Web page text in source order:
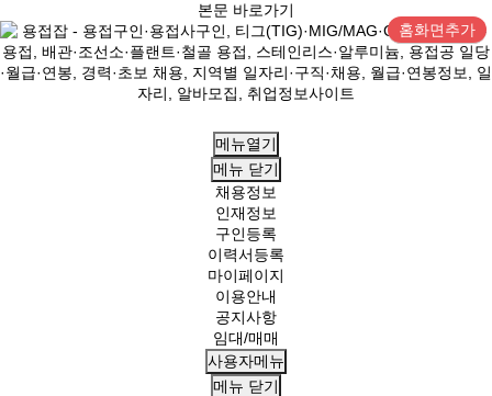
본문 바로가기
홈화면추가
메뉴열기
메뉴 닫기
채용정보
인재정보
구인등록
이력서등록
마이페이지
이용안내
공지사항
임대/매매
사용자메뉴
메뉴 닫기